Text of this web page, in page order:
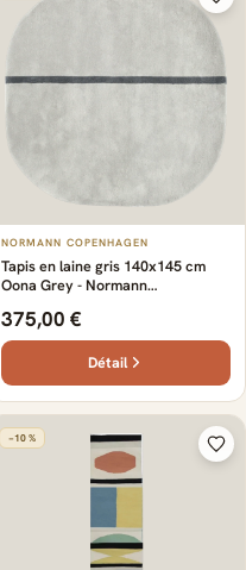
NORMANN COPENHAGEN
Tapis en laine gris 140x145 cm
Oona Grey - Normann
375,00 €
Détail
−10 %